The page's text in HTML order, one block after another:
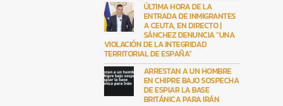
ÚLTIMA HORA DE LA
ENTRADA DE INMIGRANTES
A CEUTA, EN DIRECTO |
SÁNCHEZ DENUNCIA “UNA
VIOLACIÓN DE LA INTEGRIDAD
TERRITORIAL DE ESPAÑA”
ARRESTAN A UN HOMBRE
EN CHIPRE BAJO SOSPECHA
DE ESPIAR LA BASE
BRITÁNICA PARA IRÁN